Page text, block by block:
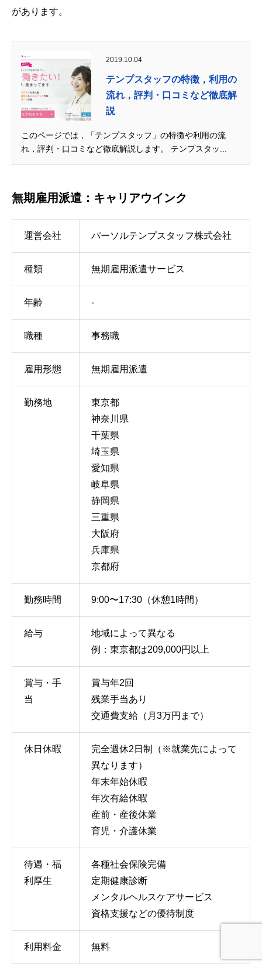
があります。
2019.10.04
テンプスタッフの特徴，利用の
流れ，評判・口コミなど徹底解
説
このページでは，「テンプスタッフ」の特徴や利用の流
れ，評判・口コミなど徹底解説します。 テンプスタッ...
無期雇用派遣：キャリアウインク
運営会社 パーソルテンプスタッフ株式会社
種類 無期雇用派遣サービス
年齢 -
職種 事務職
雇用形態 無期雇用派遣
勤務地
東京都
神奈川県
千葉県
埼玉県
愛知県
岐阜県
静岡県
三重県
大阪府
兵庫県
京都府
勤務時間 9:00〜17:30（休憩1時間）
給与
地域によって異なる
例：東京都は209,000円以上
賞与・手
当
賞与年2回
残業手当あり
交通費支給（月3万円まで）
休日休暇
完全週休2日制（※就業先によって
異なります）
年末年始休暇
年次有給休暇
産前・産後休業
育児・介護休業
待遇・福
利厚生
各種社会保険完備
定期健康診断
メンタルヘルスケアサービス
資格支援などの優待制度
利用料金 無料